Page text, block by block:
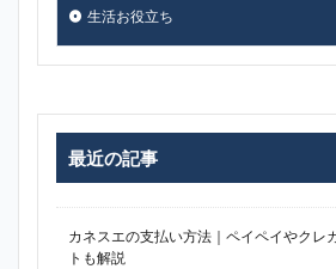
生活お役立ち
最近の記事
カネスエの支払い方法｜ペイペイやクレ
トも解説